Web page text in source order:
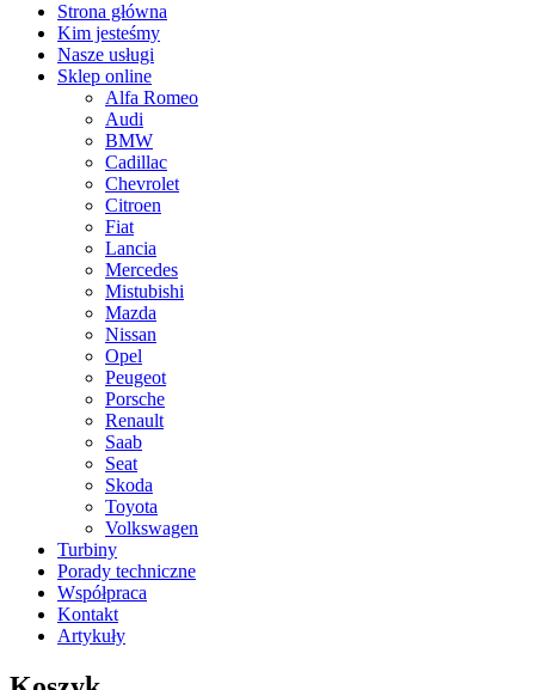
Strona główna
Kim jesteśmy
Nasze usługi
Sklep online
Alfa Romeo
Audi
BMW
Cadillac
Chevrolet
Citroen
Fiat
Lancia
Mercedes
Mistubishi
Mazda
Nissan
Opel
Peugeot
Porsche
Renault
Saab
Seat
Skoda
Toyota
Volkswagen
Turbiny
Porady techniczne
Współpraca
Kontakt
Artykuły